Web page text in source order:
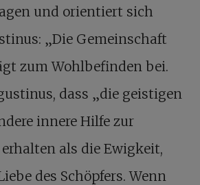
und orientiert sich
„Die Gemeinschaft
zum Wohlbefinden bei.
dass „die geistigen
innere Hilfe zur
als die Ewigkeit,
des Schöpfers. Wenn